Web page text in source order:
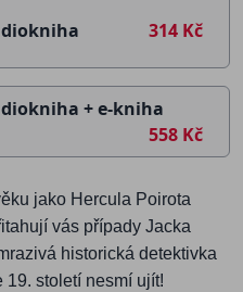
314 Kč
+ e-kniha
558 Kč
jako Hercula Poirota
vás případy Jacka
historická detektivka
století nesmí ujít!